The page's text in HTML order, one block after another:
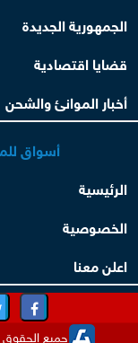
الجمهورية الجديدة
قضايا اقتصادية
أخبار الموانئ والشحن
أسواق
الرئيسية
الخصوصية
اعلن معنا
جميع